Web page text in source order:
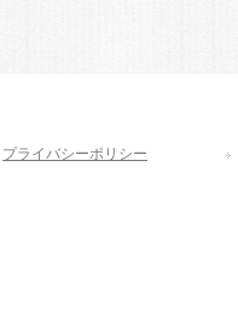
プライバシーポリシー